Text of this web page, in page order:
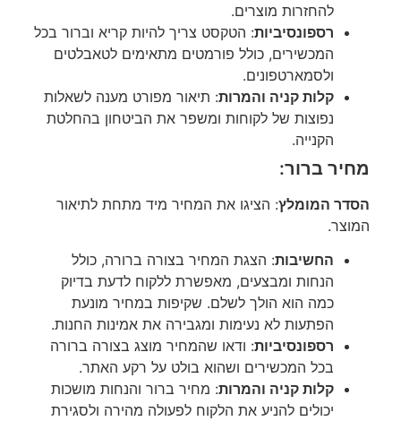
להחזרות מוצרים.
רספונסיביות: הטקסט צריך להיות קריא וברור בכל
המכשירים, כולל פורמטים מתאימים לטאבלטים
ולסמארטפונים.
קלות קניה והמרות: תיאור מפורט מענה לשאלות
נפוצות של לקוחות ומשפר את הביטחון בהחלטת
הקנייה.
מחיר ברור:
הסדר המומלץ: הציגו את המחיר מיד מתחת לתיאור
המוצר.
החשיבות: הצגת המחיר בצורה ברורה, כולל
הנחות ומבצעים, מאפשרת ללקוח לדעת בדיוק
כמה הוא הולך לשלם. שקיפות במחיר מונעת
הפתעות לא נעימות ומגבירה את אמינות החנות.
רספונסיביות: ודאו שהמחיר מוצג בצורה ברורה
בכל המכשירים ושהוא בולט על רקע האתר.
קלות קניה והמרות: מחיר ברור והנחות מושכות
יכולים להניע את הלקוח לפעולה מהירה ולסגירת